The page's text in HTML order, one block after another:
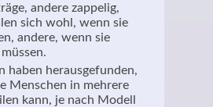
andere zappelig,
sich wohl, wenn sie
andere, wenn sie
haben herausgefunden,
Menschen in mehrere
kann, je nach Modell